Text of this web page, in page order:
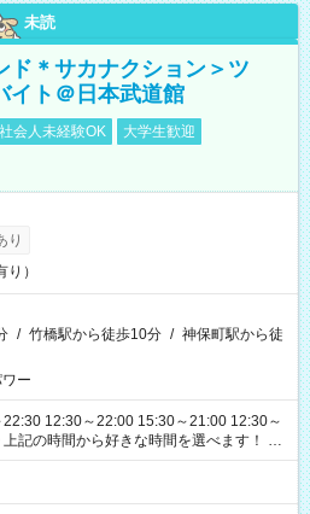
未読
ド＊サカナクション＞ツ
イト＠日本武道館
社会人未経験OK
大学生歓迎
り
）
/ 竹橋駅から徒歩10分 / 神保町駅から徒
ー
22:30 12:30～22:00 15:30～21:00 12:30～
性があります